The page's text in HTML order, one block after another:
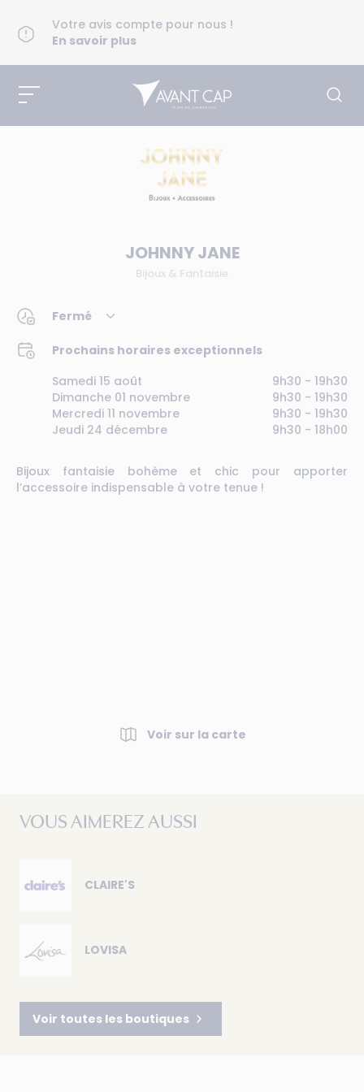
Votre avis compte pour nous !
En savoir plus
JOHNNY JANE
Bijoux & Fantaisie
Fermé
Prochains horaires exceptionnels
Samedi 15 août
9h30 - 19h30
Dimanche 01 novembre
9h30 - 19h30
Mercredi 11 novembre
9h30 - 19h30
Jeudi 24 décembre
9h30 - 18h00
Bijoux fantaisie bohème et chic pour apporter
l’accessoire indispensable à votre tenue !
Voir sur la carte
VOUS AIMEREZ AUSSI
CLAIRE'S
LOVISA
Voir toutes les boutiques